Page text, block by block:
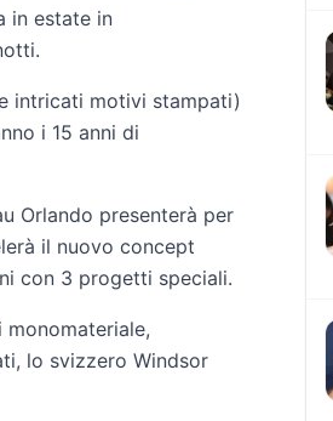
in estate in
intricati motivi stampati)
i 15 anni di
Orlando presenterà per
il nuovo concept
con 3 progetti speciali.
monomateriale,
lo svizzero Windsor